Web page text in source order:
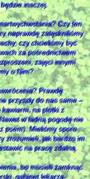
inaczej.
Czy ten
naprawdę zatęskniliśmy
czy chcieliśmy być
za pośrednictwem
zajęci innymi
o Nim?
Prawdę
przyszły do nas same –
na plotki z
w ładną pogodę nie
psem). Mieliśmy sporo
zrozumieli, jak bardzo im
na pracę zdalną.
bo musieli zamknąć
gabinet lekarza-